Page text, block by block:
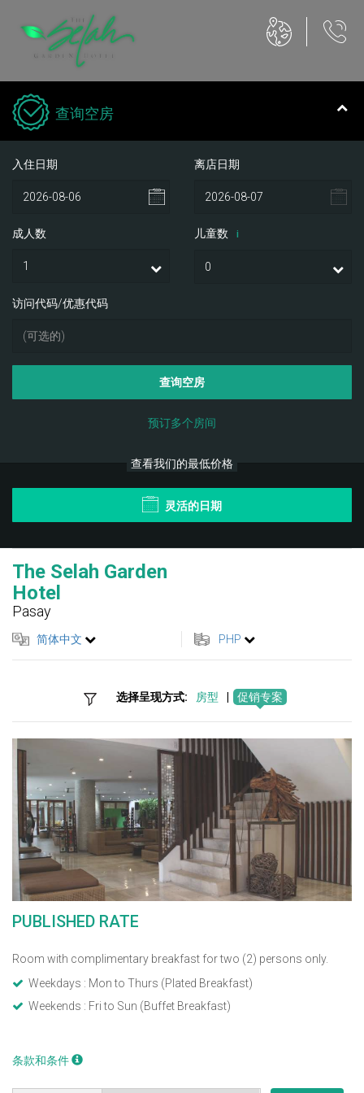
查询空房
入住日期 离店日期
成人数 儿童数 i
访问代码/优惠代码
查询空房
预订多个房间
查看我们的最低价格
灵活的日期
The Selah Garden
Hotel
Pasay
简体中文 PHP
选择呈现方式: 房型 促销专案
PUBLISHED RATE
Room with complimentary breakfast for two (2) persons only.
Weekdays : Mon to Thurs (Plated Breakfast)
Weekends : Fri to Sun (Buffet Breakfast)
条款和条件